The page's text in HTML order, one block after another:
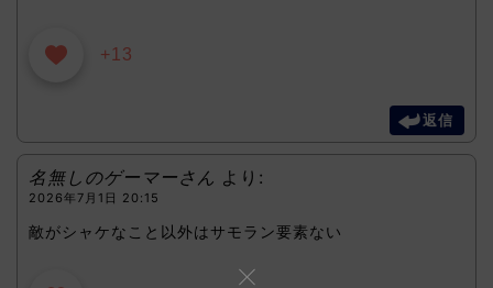
+13
返信
名無しのゲーマーさん より:
2026年7月1日 20:15
敵がシャケなこと以外はサモラン要素ない